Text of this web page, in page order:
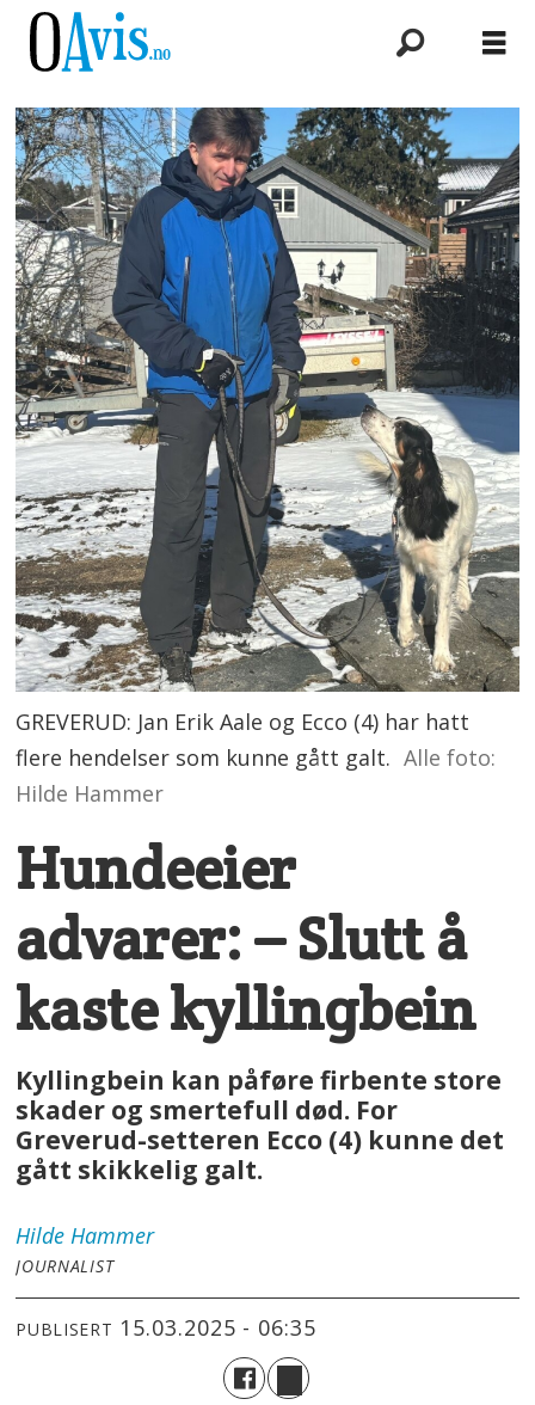
GREVERUD: Jan Erik Aale og Ecco (4) har hatt
flere hendelser som kunne gått galt. Alle foto:
Hilde Hammer
Hundeeier
advarer: – Slutt å
kaste kyllingbein
Kyllingbein kan påføre firbente store
skader og smertefull død. For
Greverud-setteren Ecco (4) kunne det
gått skikkelig galt.
Hilde Hammer
JOURNALIST
PUBLISERT 15.03.2025 - 06:35